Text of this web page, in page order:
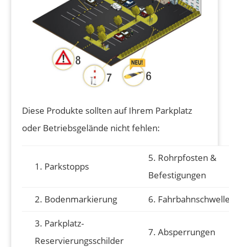
Diese Produkte sollten auf Ihrem Parkplatz
oder Betriebsgelände nicht fehlen:
1. Parkstopps
5. Rohrpfosten &
Befestigungen
2. Bodenmarkierung 6.
3. Parkplatz-
Reservierungsschilder
7. Absperrungen